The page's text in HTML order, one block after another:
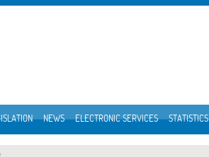
NEWS ELECTRONIC SERVICES STATISTICS